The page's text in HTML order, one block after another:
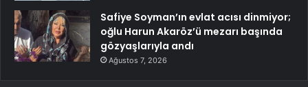
Safiye Soyman’ın evlat acısı dinmiyor;
oğlu Harun Akaröz’ü mezarı başında
gözyaşlarıyla andı
Ağustos 7, 2026